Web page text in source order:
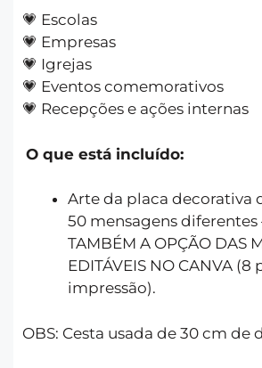
💗 Escolas
💗 Empresas
💗 Igrejas
💗 Eventos comemorativos
💗 Recepções e ações internas
O que está incluído:
Arte da placa decorativa
50 mensagens diferentes
TAMBÉM A OPÇÃO DAS
EDITÁVEIS NO CANVA (8
impressão).
OBS: Cesta usada de 30 cm de